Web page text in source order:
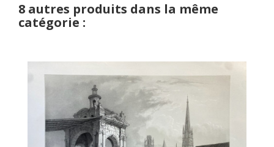
8 autres produits dans la même
catégorie :